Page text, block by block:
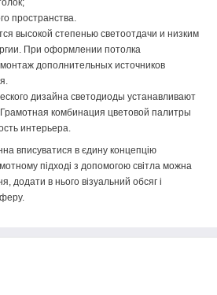
пространства.
высокой степенью светоотдачи и низким
При оформлении потолка
дополнительных источников
дизайна светодиоды устанавливают
комбинация цветовой палитры
интерьера.
вписуватися в єдину концепцію
підході з допомогою світла можна
додати в нього візуальний обсяг і